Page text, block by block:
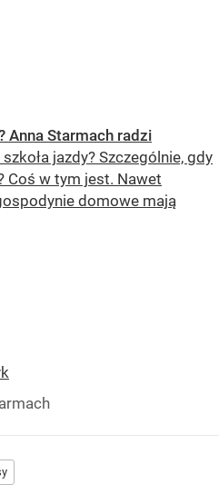
Anna Starmach radzi
jazdy? Szczególnie, gdy
Coś w tym jest. Nawet
domowe mają